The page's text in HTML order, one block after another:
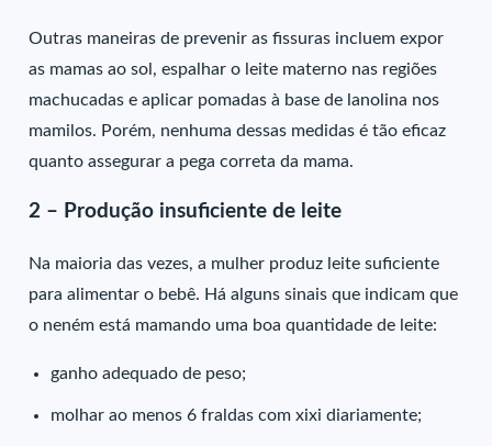
Outras maneiras de prevenir as fissuras incluem expor
as mamas ao sol, espalhar o leite materno nas regiões
machucadas e aplicar pomadas à base de lanolina nos
mamilos. Porém, nenhuma dessas medidas é tão eficaz
quanto assegurar a pega correta da mama.
2 – Produção insuficiente de leite
Na maioria das vezes, a mulher produz leite suficiente
para alimentar o bebê. Há alguns sinais que indicam que
o neném está mamando uma boa quantidade de leite:
ganho adequado de peso;
molhar ao menos 6 fraldas com xixi diariamente;